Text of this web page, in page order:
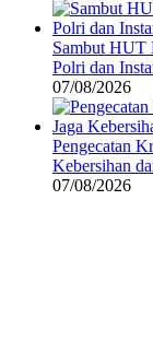
Sambut HUT
Polri dan
07/08/2026
Pengecatan
Kebersihan
07/08/2026